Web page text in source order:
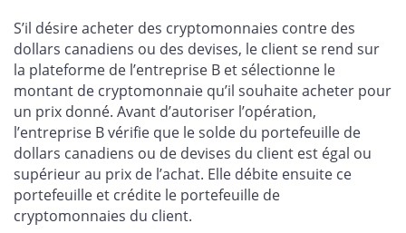
S’il désire acheter des cryptomonnaies contre des
dollars canadiens ou des devises, le client se rend sur
la plateforme de l’entreprise B et sélectionne le
montant de cryptomonnaie qu’il souhaite acheter pour
un prix donné. Avant d’autoriser l’opération,
l’entreprise B vérifie que le solde du portefeuille de
dollars canadiens ou de devises du client est égal ou
supérieur au prix de l’achat. Elle débite ensuite ce
portefeuille et crédite le portefeuille de
cryptomonnaies du client.